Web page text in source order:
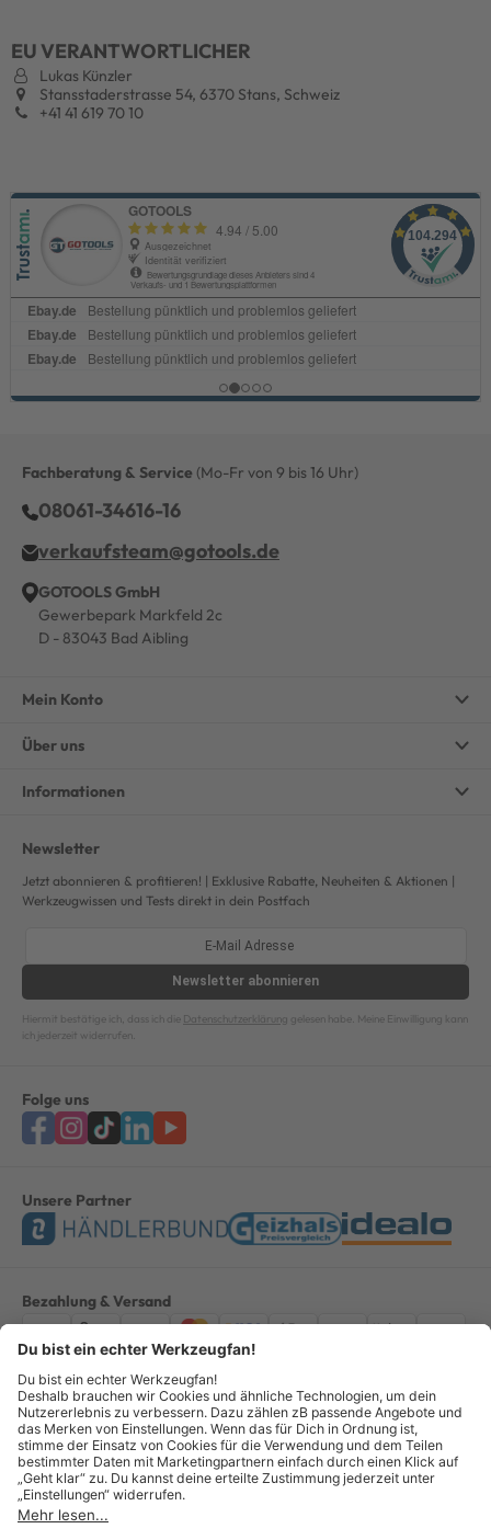
EU VERANTWORTLICHER
Lukas Künzler
Stansstaderstrasse 54, 6370 Stans, Schweiz
+41 41 619 70 10
Fachberatung & Service (Mo-Fr von 9 bis 16 Uhr)
08061-34616-16
verkaufsteam@gotools.de
GOTOOLS GmbH
Gewerbepark Markfeld 2c
D - 83043 Bad Aibling
Mein Konto
Über uns
Informationen
Newsletter
Jetzt abonnieren & profitieren! | Exklusive Rabatte, Neuheiten & Aktionen |
Werkzeugwissen und Tests direkt in dein Postfach
Newsletter abonnieren
Hiermit bestätige ich, dass ich die Datenschutzerklärung gelesen habe. Meine Einwilligung kann
ich jederzeit widerrufen.
Folge uns
Unsere Partner
Bezahlung & Versand
ImpressumAGBDatenschutzWiderruf Vertrag widerrufen
Alle Preise verstehen sich inkl. ges. MwSt. *Kostenloser Versand innerhalb
Deutschlands, bei Bestellungen ab 100,00 Euro.
© Copyright 2026 GOTOOLS GmbH - Alle Rechte vorbehalten. powered by
createyourtemplate